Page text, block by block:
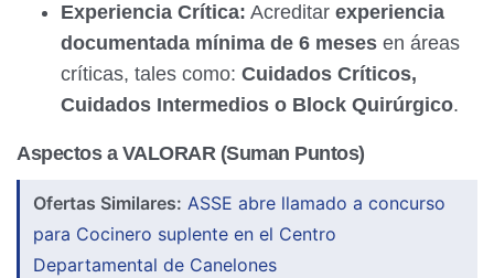
Experiencia Crítica: Acreditar experiencia
documentada mínima de 6 meses en áreas
críticas, tales como: Cuidados Críticos,
Cuidados Intermedios o Block Quirúrgico.
Aspectos a VALORAR (Suman Puntos)
Ofertas Similares: ASSE abre llamado a concurso
para Cocinero suplente en el Centro
Departamental de Canelones